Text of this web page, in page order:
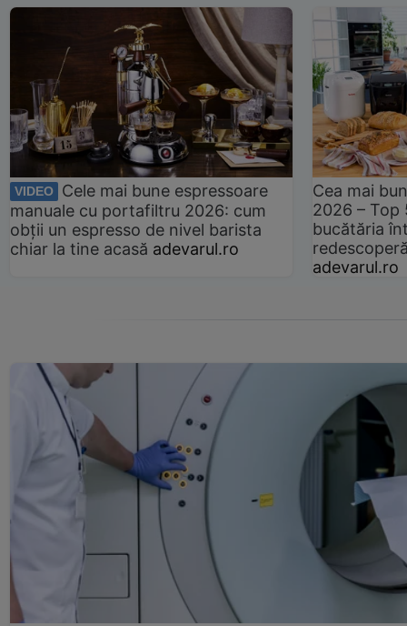
VIDEO
Cele mai bune espressoare
manuale cu portafiltru 2026: cum
obții un espresso de nivel barista
chiar la tine acasă adevarul.ro
Cea mai
2026 –
bucătăria
adevarul.ro